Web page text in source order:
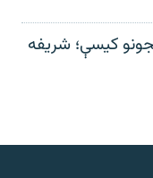
کیسې؛ شریفه